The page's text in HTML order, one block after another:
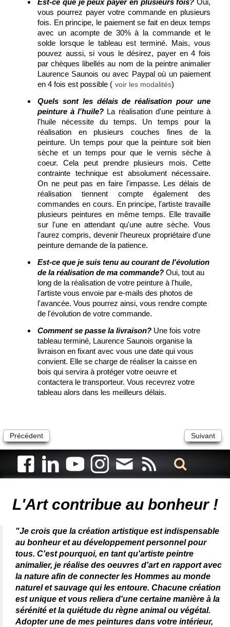
Est-ce que je peux payer en plusieurs fois? Oui,
vous pourrez payer votre commande en plusieurs
fois. En principe, le paiement se fait en deux temps
avec un acompte de 30% à la commande et le
solde lorsque le tableau est terminé. Mais, vous
pouvez aussi, si vous le désirez, payer en 4 fois
par chèques libellés au nom de la peintre animalier
Laurence Saunois ou avec Paypal où un paiement
en 4 fois est possible ( voir les modalités)
Quels sont les délais de réalisation pour une
peinture à l'huile? La réalisation d'une peinture à
l'huile nécessite du temps. Un temps pour la
réalisation en plusieurs couches fines de la
peinture. Un temps pour que la peinture soit bien
sèche et un temps pour que le vernis sèche à
coeur. Cela peut prendre plusieurs mois. Cette
contrainte technique est absolument nécessaire.
On ne peut pas en faire l'impasse. Les délais de
réalisation tiennent compte également des
commandes en cours. En principe, l'artiste travaille
plusieurs peintures en même temps. Elle travaille
sur l'une en attendant qu'une autre sèche. Vous
l'aurez compris, devenir l'heureux propriétaire d'une
peinture demande de la patience.
Est-ce que je suis tenu au courant de l'évolution
de la réalisation de ma commande? Oui, tout au
long de la réalisation de votre peinture à l'huile,
l'artiste vous envoie par e-mails des photos de
l'avancée. Vous pourrez ainsi, vous rendre compte
de l'évolution de votre commande.
Comment se passe la livraison? Une fois votre
tableau terminé, Laurence Saunois organise la
livraison en fixant avec vous une date qui vous
convient. Elle se charge de réaliser la caisse en
bois qui servira à protéger votre oeuvre et
contactera le transporteur. Vous recevrez votre
tableau alors dans les meilleurs délais.
Précédent Suivant
L'Art contribue au bonheur !
"Je crois que la création artistique est indispensable
au bonheur et au développement personnel pour
tous. C'est pourquoi, en tant qu'artiste peintre
animalier, je réalise des oeuvres d'art en rapport avec
la nature afin de connecter les Hommes au monde
naturel et sauvage qui les entoure. Chacune création
est unique et vous reliera d'une certaine manière à la
sérénité et la quiétude du règne animal ou végétal.
Adopter une de mes peintures dans votre intérieur,